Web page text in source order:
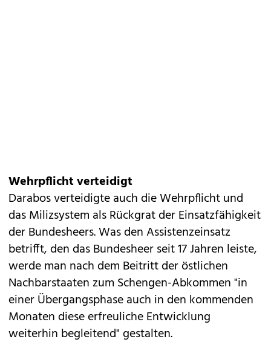
Wehrpflicht verteidigt
Darabos verteidigte auch die Wehrpflicht und
das Milizsystem als Rückgrat der Einsatzfähigkeit
der Bundesheers. Was den Assistenzeinsatz
betrifft, den das Bundesheer seit 17 Jahren leiste,
werde man nach dem Beitritt der östlichen
Nachbarstaaten zum Schengen-Abkommen "in
einer Übergangsphase auch in den kommenden
Monaten diese erfreuliche Entwicklung
weiterhin begleitend" gestalten.